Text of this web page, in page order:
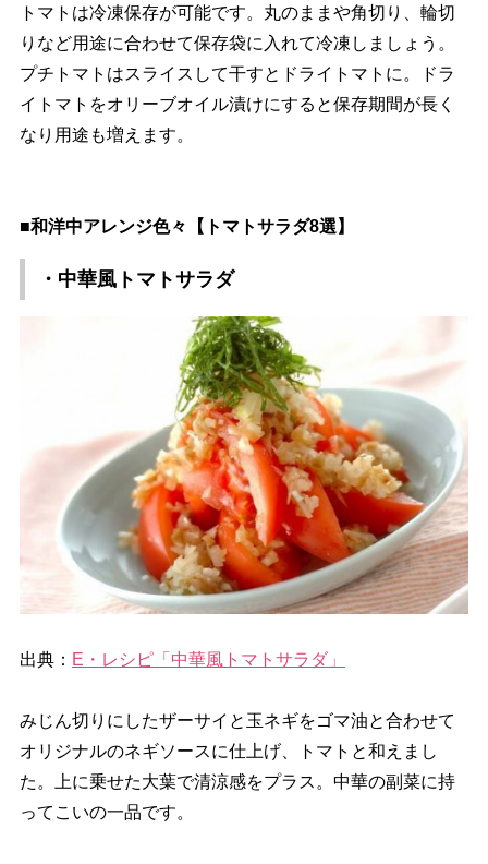
トマトは冷凍保存が可能です。丸のままや角切り、輪切
りなど用途に合わせて保存袋に入れて冷凍しましょう。
プチトマトはスライスして干すとドライトマトに。ドラ
イトマトをオリーブオイル漬けにすると保存期間が長く
なり用途も増えます。
■和洋中アレンジ色々【トマトサラダ8選】
・中華風トマトサラダ
出典： E・レシピ「中華風トマトサラダ」
みじん切りにしたザーサイと玉ネギをゴマ油と合わせて
オリジナルのネギソースに仕上げ、トマトと和えまし
た。上に乗せた大葉で清涼感をプラス。中華の副菜に持
ってこいの一品です。